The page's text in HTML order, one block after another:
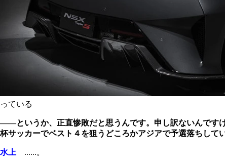
っている
――というか、正直惨敗だと思うんです。申し訳ないんです
杯サッカーでベスト４を狙うどころかアジアで予選落ちして
水上 ......。